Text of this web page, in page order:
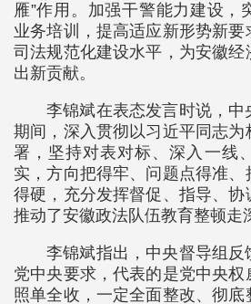
雁”作用。加强干警能力建设，
业务培训，提高适应新形势新
司法规范化建设水平，为安徽经
出新贡献。
李锦斌在表态发言时说，中
期间，深入贯彻以习近平同志为
署，坚持对表对标、深入一线
实，方向把得牢、问题点得准
得硬，充分发挥督促、指导、协
推动了安徽政法队伍教育整顿走
李锦斌指出，中央督导组反
党中央要求，代表的是党中央权
照单全收，一定全面整改、彻